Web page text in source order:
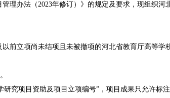
理办法（2023年修订）》的规定及要求，现组织河
以前立项尚未结项且未被撤项的河北省教育厅高等学
究项目资助及项目立项编号”，项目成果只允许标